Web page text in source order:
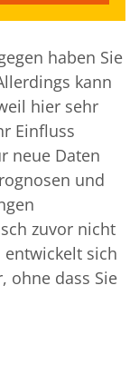
haben Sie
kann
hier sehr
Einfluss
neue Daten
und
zuvor nicht
sich
ohne dass Sie